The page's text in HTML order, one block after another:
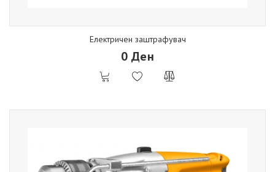
Електричен заштрафувач
0 Ден